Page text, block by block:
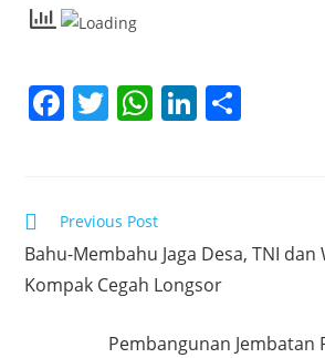
F
e
b
o
T
er
W
s
A
p
Li
dI
n
Read
more
articles
Previous Post
Bahu-Membahu Jaga Desa, TNI
Kompak Cegah Longsor
Pembangunan Jembatan